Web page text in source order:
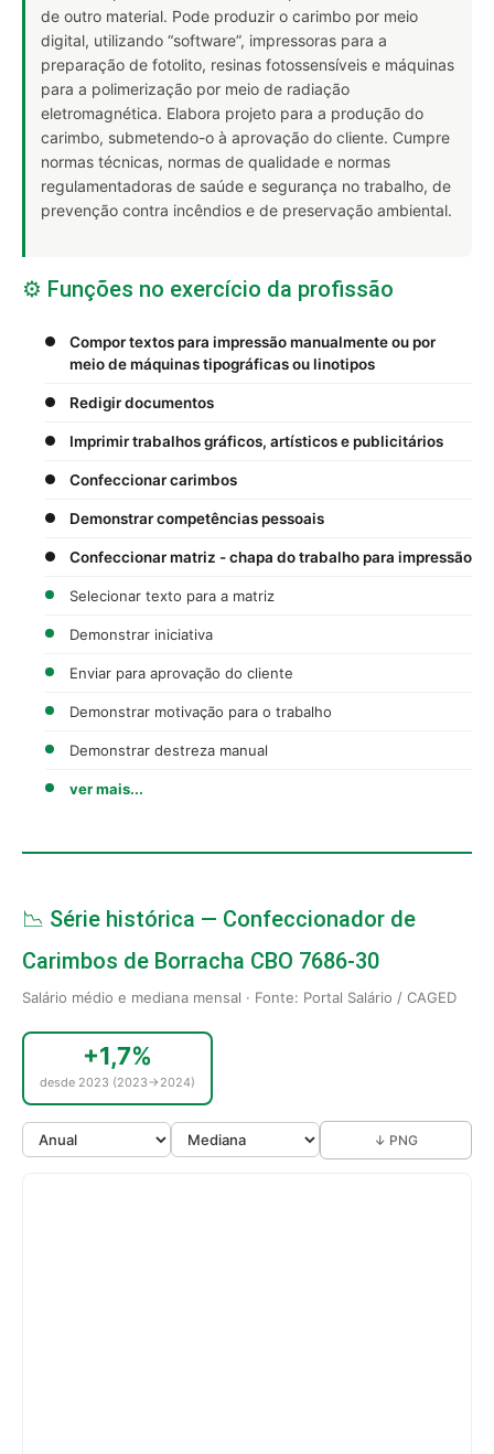
de outro material. Pode produzir o carimbo por meio
digital, utilizando “software”, impressoras para a
preparação de fotolito, resinas fotossensíveis e máquinas
para a polimerização por meio de radiação
eletromagnética. Elabora projeto para a produção do
carimbo, submetendo-o à aprovação do cliente. Cumpre
normas técnicas, normas de qualidade e normas
regulamentadoras de saúde e segurança no trabalho, de
prevenção contra incêndios e de preservação ambiental.
⚙️ Funções no exercício da profissão
Compor textos para impressão manualmente ou por
meio de máquinas tipográficas ou linotipos
Redigir documentos
Imprimir trabalhos gráficos, artísticos e publicitários
Confeccionar carimbos
Demonstrar competências pessoais
Confeccionar matriz - chapa do trabalho para impressão
Selecionar texto para a matriz
Demonstrar iniciativa
Enviar para aprovação do cliente
Demonstrar motivação para o trabalho
Demonstrar destreza manual
ver mais...
📉 Série histórica — Confeccionador de
Carimbos de Borracha CBO 7686-30
Salário médio e mediana mensal · Fonte: Portal Salário / CAGED
+1,7%
desde 2023 (2023→2024)
↓ PNG